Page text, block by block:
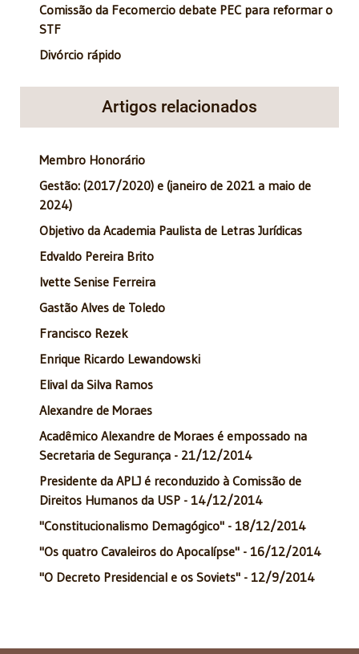
Comissão da Fecomercio debate PEC para reformar o
STF
Divórcio rápido
Artigos relacionados
Membro Honorário
Gestão: (2017/2020) e (janeiro de 2021 a maio de
2024)
Objetivo da Academia Paulista de Letras Jurídicas
Edvaldo Pereira Brito
Ivette Senise Ferreira
Gastão Alves de Toledo
Francisco Rezek
Enrique Ricardo Lewandowski
Elival da Silva Ramos
Alexandre de Moraes
Acadêmico Alexandre de Moraes é empossado na
Secretaria de Segurança - 21/12/2014
Presidente da APLJ é reconduzido à Comissão de
Direitos Humanos da USP - 14/12/2014
"Constitucionalismo Demagógico" - 18/12/2014
"Os quatro Cavaleiros do Apocalípse" - 16/12/2014
"O Decreto Presidencial e os Soviets" - 12/9/2014